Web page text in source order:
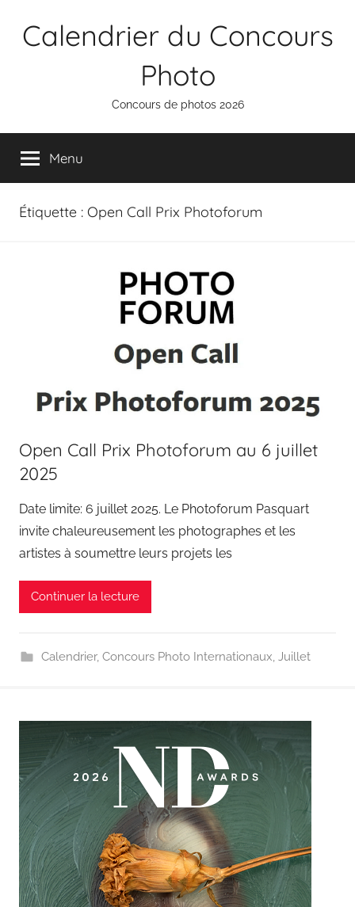
Calendrier du Concours
Photo
Concours de photos 2026
Menu
Étiquette : Open Call Prix Photoforum
Open Call Prix Photoforum au 6 juillet
2025
Date limite: 6 juillet 2025. Le Photoforum Pasquart
invite chaleureusement les photographes et les
artistes à soumettre leurs projets les
Continuer la lecture
Calendrier, Concours Photo Internationaux, Juillet